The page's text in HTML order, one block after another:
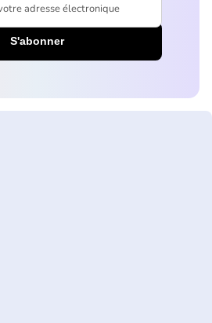
électronique